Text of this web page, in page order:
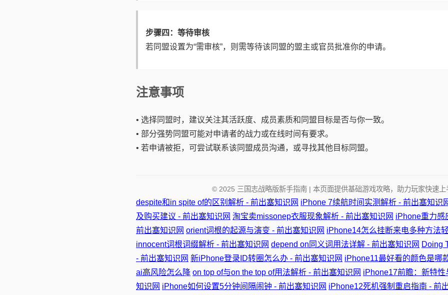
步骤四：等待审核
若同盟设置为“需审核”，则需等待该同盟的盟主或官员批准你的申请。
注意事项
• 选择同盟时，建议关注其活跃度、成员素质和同盟目标是否与你一致。
• 部分强势同盟可能对申请者的战力或在线时间有要求。
• 若申请被拒，可尝试联系该同盟成员沟通，或寻找其他目标同盟。
© 2025 三国志战略版新手指南 | 本页面提供基础游戏攻略，助力玩家快速上
despite和in spite of的区别解析 - 前出塞知识网 iPhone 7续航时间实测解析 - 前出塞知识
及购买建议 - 前出塞知识网 淘宝卖missonep衣服现象解析 - 前出塞知识网 iPhone重力感
前出塞知识网 orient词根的起源与演变 - 前出塞知识网 iPhone14怎么挂断来电多种方法
innocent词根词缀解析 - 前出塞知识网 depend on同义词用法详解 - 前出塞知识网 Doing
- 前出塞知识网 新iPhone登录ID转圈怎么办 - 前出塞知识网 iPhone11最好看的颜色是哪
ai高风险怎么降 on top of与on the top of用法解析 - 前出塞知识网 iPhone17前瞻：新特
知识网 iPhone如何设置5分钟间隔闹钟 - 前出塞知识网 iPhone12死机强制重启指南 - 前